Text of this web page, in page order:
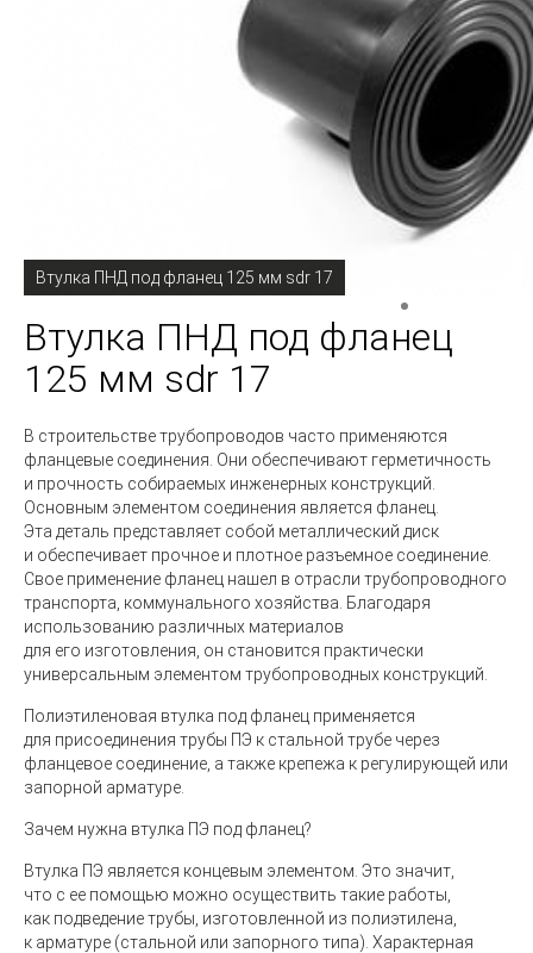
Втулка ПНД под фланец 125 мм sdr 17
Втулка ПНД под фланец
125 мм sdr 17
В строительстве трубопроводов часто применяются
фланцевые соединения. Они обеспечивают герметичность
и прочность собираемых инженерных конструкций.
Основным элементом соединения является фланец.
Эта деталь представляет собой металлический диск
и обеспечивает прочное и плотное разъемное соединение.
Свое применение фланец нашел в отрасли трубопроводного
транспорта, коммунального хозяйства. Благодаря
использованию различных материалов
для его изготовления, он становится практически
универсальным элементом трубопроводных конструкций.
Полиэтиленовая втулка под фланец применяется
для присоединения трубы ПЭ к стальной трубе через
фланцевое соединение, а также крепежа к регулирующей или
запорной арматуре.
Зачем нужна втулка ПЭ под фланец?
Втулка ПЭ является концевым элементом. Это значит,
что с ее помощью можно осуществить такие работы,
как подведение трубы, изготовленной из полиэтилена,
к арматуре (стальной или запорного типа). Характерная